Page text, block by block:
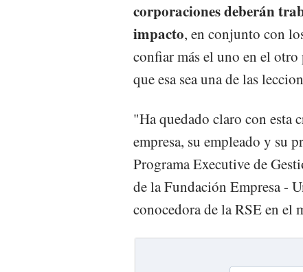
corporaciones deberán
impacto, en conjunto con
confiar más el uno en el otro
que esa sea una de las
"Ha quedado claro con esta
empresa, su empleado y su
Programa Executive de
de la Fundación Empresa -
conocedora de la RSE en el